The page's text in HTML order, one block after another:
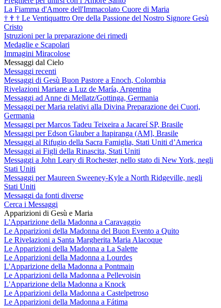
La Fiamma d'Amore dell'Immacolato Cuore di Maria
† † † Le Ventiquattro Ore della Passione del Nostro Signore Gesù
Cristo
Istruzioni per la preparazione dei rimedi
Medaglie e Scapolari
Immagini Miracolose
Messaggi dal Cielo
Messaggi recenti
Messaggi di Gesù Buon Pastore a Enoch, Colombia
Rivelazioni Mariane a Luz de María, Argentina
Messaggi ad Anne di Mellatz/Gottinga, Germania
Messaggi per Maria relativi alla Divina Preparazione dei Cuori,
Germania
Messaggi per Marcos Tadeu Teixeira a Jacareí SP, Brasile
Messaggi per Edson Glauber a Itapiranga (AM], Brasile
Messaggi al Rifugio della Sacra Famiglia, Stati Uniti d’America
Messaggi ai Figli della Rinascita, Stati Uniti
Messaggi a John Leary di Rochester, nello stato di New York, negli
Stati Uniti
Messaggi per Maureen Sweeney-Kyle a North Ridgeville, negli
Stati Uniti
Messaggi da fonti diverse
Cerca i Messaggi
Apparizioni di Gesù e Maria
L'Apparizione della Madonna a Caravaggio
Le Apparizioni della Madonna del Buon Evento a Quito
Le Rivelazioni a Santa Margherita Maria Alacoque
Le Apparizioni della Madonna a La Salette
Le Apparizioni della Madonna a Lourdes
L'Apparizione della Madonna a Pontmain
Le Apparizioni della Madonna a Pellevoisin
L'Apparizione della Madonna a Knock
Le Apparizioni della Madonna a Castelpetroso
Le Apparizioni della Madonna a Fátima